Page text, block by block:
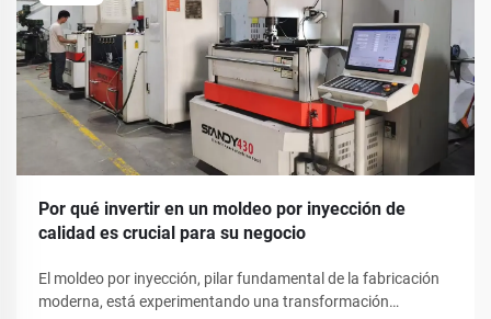
Por qué invertir en un moldeo por inyección de
calidad es crucial para su negocio
El moldeo por inyección, pilar fundamental de la fabricación
moderna, está experimentando una transformación